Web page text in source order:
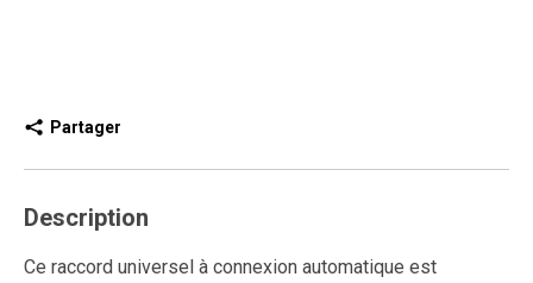
Partager
Description
Ce raccord universel à connexion automatique est